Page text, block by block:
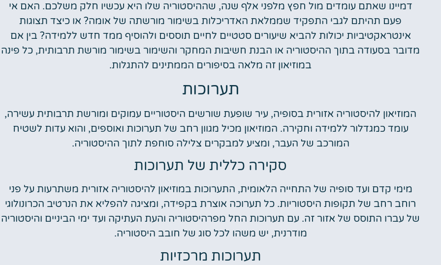
לחצו
פה!
לחצו פה!
דמיינו שאתם עומדים מול חפץ מלפני אלף שנה, שההיסטוריה שלו היא עכשיו חלק משלכם. האם אי
פעם תהיתם לגבי התפקיד שממלאת האדריכלות בשימור מורשתה של אומה? או כיצד תצוגות
אינטראקטיביות יכולות להביא שיעורים סטטיים לחיים תוססים ולהוסיף ממד חדש ללמידה? בין אם
מדובר בסעודה בתוך ההיסטוריה או הבנת חשיבות המחקר והשימור בשימור מורשת תרבותית, כל פינה
במוזיאון זה מלאה בסיפורים הממתינים להתגלות.
תערוכות
המוזיאון להיסטוריה אזורית בסופיה, עיר שופעת שורשים היסטוריים עמוקים ומורשת תרבותית עשירה,
עומד כמגדלור ללמידה וחקירה. המוזיאון מכיל מגוון רחב של תערוכות ואוספים, והוא עדות לשטיח
המורכב של העבר, ומציע למבקרים צלילה סוחפת לתוך ההיסטוריה.
סקירה כללית של תערוכות
מימי קדם ועד סופיה של התחייה הלאומית, התערוכות במוזיאון להיסטוריה אזורית משתרעות על פני
רוחב רחב של תקופות היסטוריות. כל תערוכה אוצרת בקפידה, ומציגה להפליא את הנרטיב הכרונולוגי
של עברו התוסס של אזור זה. עם תערוכות החל מפרהיסטוריה והעת העתיקה ועד ימי הביניים והיסטוריה
מודרנית, יש משהו לכל סוג של חובב היסטוריה.
תערוכות מרכזיות